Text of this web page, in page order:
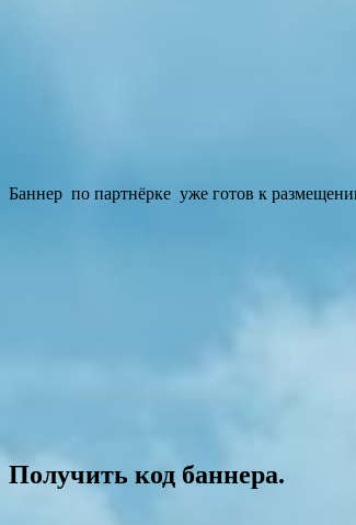
Баннер по партнёрке уже готов к
Получить код баннера.